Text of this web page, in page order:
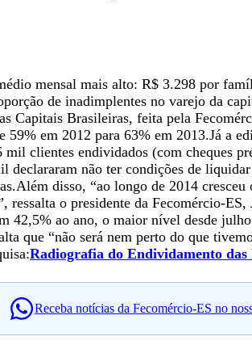
mensal mais alto: R$ 3.298 por
de inadimplentes no varejo da
Capitais Brasileiras, feita pela
em 2012 para 63% em 2013.Já a
clientes endividados (com cheques
não ter condições de
disso, “ao longo de 2014
o presidente da Fecomércio-
42,5% ao ano, o maior nível desde
que “não será nem perto do que
Radiografia do Endividamento
Receba notícias da Fecomércio-ES no